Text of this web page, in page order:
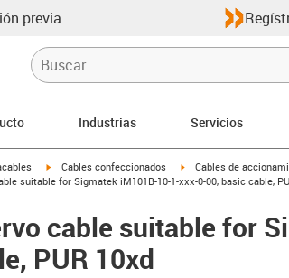
previa
Industrias Servicios
igus-icon-arrow-right
Cables confeccionados igus-icon-arrow-right
Cables de
suitable for Sigmatek iM101B-10-1-xxx-0-00, basic cable,
cable suitable for
PUR 10xd